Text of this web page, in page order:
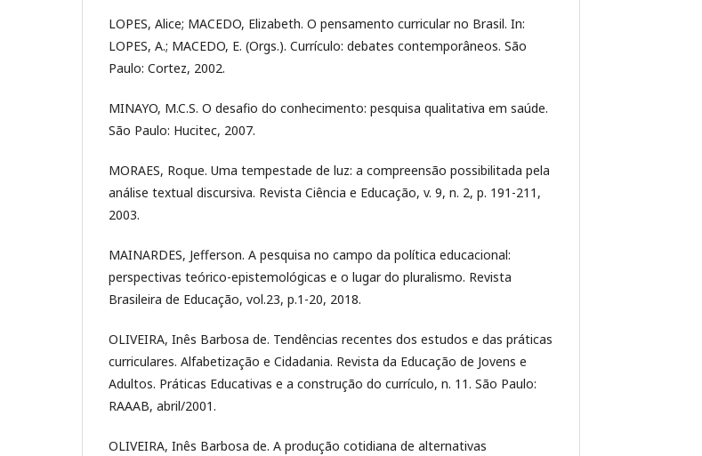
LOPES, Alice; MACEDO, Elizabeth. O pensamento curricular no Brasil. In:
LOPES, A.; MACEDO, E. (Orgs.). Currículo: debates contemporâneos. São
Paulo: Cortez, 2002.
MINAYO, M.C.S. O desafio do conhecimento: pesquisa qualitativa em saúde.
São Paulo: Hucitec, 2007.
MORAES, Roque. Uma tempestade de luz: a compreensão possibilitada pela
análise textual discursiva. Revista Ciência e Educação, v. 9, n. 2, p. 191-211,
2003.
MAINARDES, Jefferson. A pesquisa no campo da política educacional:
perspectivas teórico-epistemológicas e o lugar do pluralismo. Revista
Brasileira de Educação, vol.23, p.1-20, 2018.
OLIVEIRA, Inês Barbosa de. Tendências recentes dos estudos e das práticas
curriculares. Alfabetização e Cidadania. Revista da Educação de Jovens e
Adultos. Práticas Educativas e a construção do currículo, n. 11. São Paulo:
RAAAB, abril/2001.
OLIVEIRA, Inês Barbosa de. A produção cotidiana de alternativas